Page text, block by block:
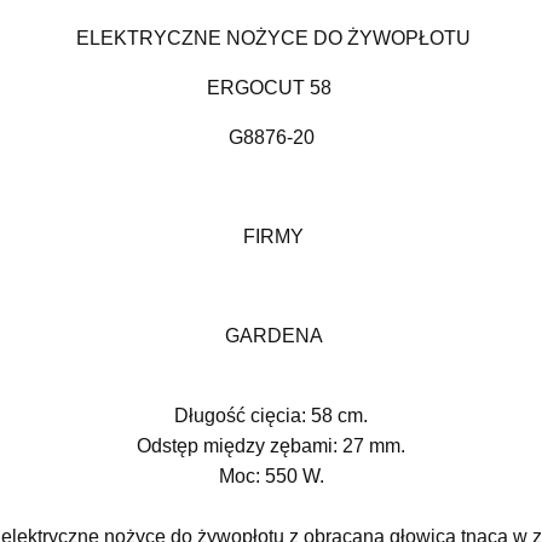
ELEKTRYCZNE NOŻYCE DO ŻYWOPŁOTU
ERGOCUT 58
G8876-20
FIRMY
GARDENA
Długość cięcia: 58 cm.
Odstęp między zębami: 27 mm.
Moc: 550 W.
nożyce do żywopłotu z obracaną głowicą tnącą w